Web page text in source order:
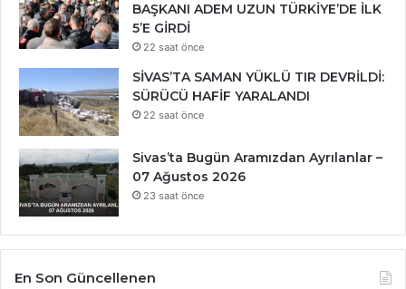
BAŞKANI ADEM UZUN TÜRKİYE’DE İLK
5’E GİRDİ
22 saat önce
SİVAS’TA SAMAN YÜKLÜ TIR DEVRİLDİ:
SÜRÜCÜ HAFİF YARALANDI
22 saat önce
Sivas’ta Bugün Aramızdan Ayrılanlar –
07 Ağustos 2026
23 saat önce
En Son Güncellenen